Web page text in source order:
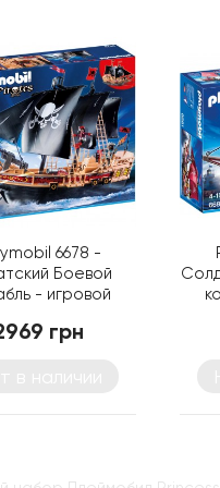
6678 -
Боевой
- игровой
Piratesгрн